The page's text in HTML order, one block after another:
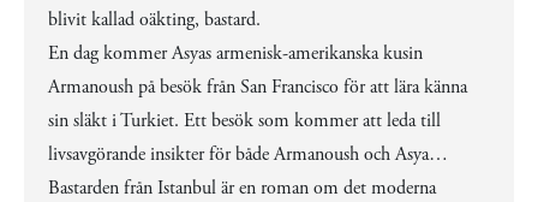
blivit kallad oäkting, bastard.
En dag kommer Asyas armenisk-amerikanska kusin
Armanoush på besök från San Francisco för att lära känna
sin släkt i Turkiet. Ett besök som kommer att leda till
livsavgörande insikter för både Armanoush och Asya…
Bastarden från Istanbul är en roman om det moderna